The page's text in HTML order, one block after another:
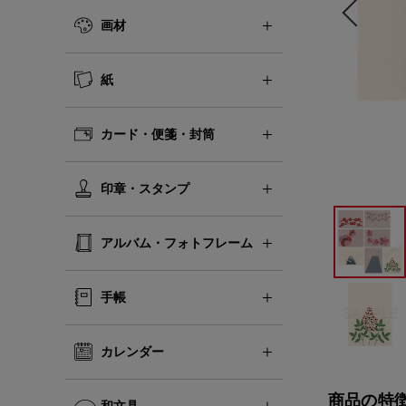
画材
紙
カード・便箋・封筒
印章・スタンプ
アルバム・フォトフレーム
手帳
カレンダー
商品の特